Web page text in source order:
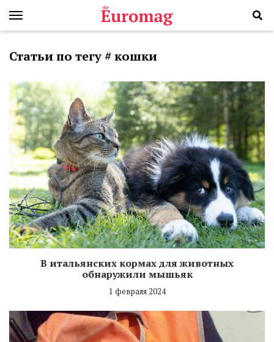
Статьи по тегу # кошки
В итальянских кормах для животных
обнаружили мышьяк
1 февраля 2024